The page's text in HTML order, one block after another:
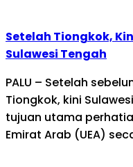
Setelah Tiongkok,
Sulawesi Tengah
PALU – Setelah
Tiongkok, kini
tujuan utama
Emirat Arab (UEA)